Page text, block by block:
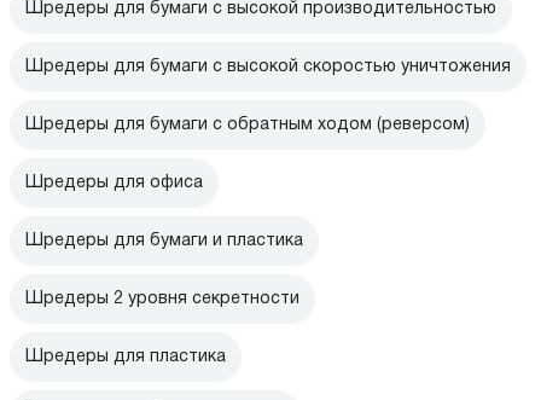
Шредеры для бумаги с высокой производительностью
Шредеры для бумаги с высокой скоростью уничтожения
Шредеры для бумаги с обратным ходом (реверсом)
Шредеры для офиса
Шредеры для бумаги и пластика
Шредеры 2 уровня секретности
Шредеры для пластика